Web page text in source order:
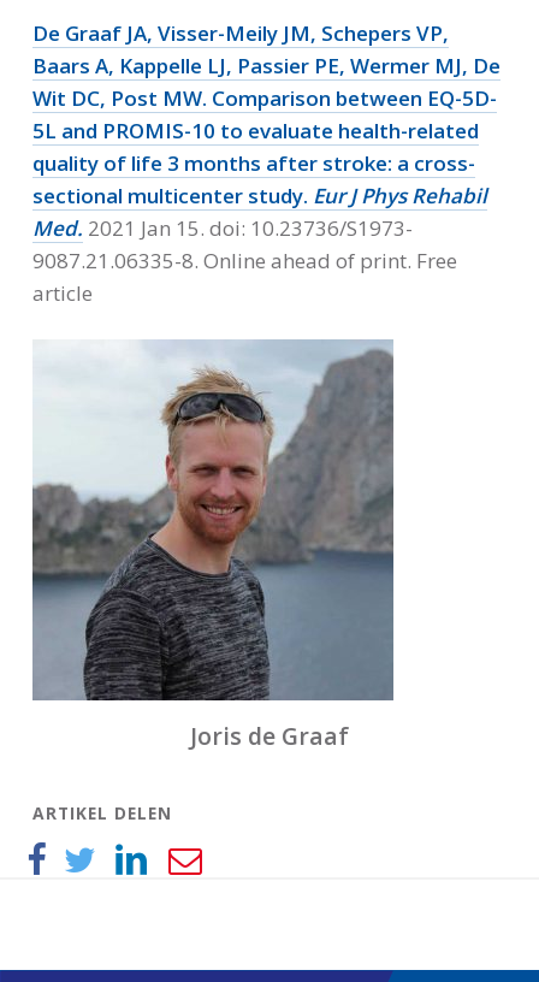
De Graaf JA, Visser-Meily JM, Schepers VP,
Baars A, Kappelle LJ, Passier PE, Wermer MJ, De
Wit DC, Post MW. Comparison between EQ-5D-
5L and PROMIS-10 to evaluate health-related
quality of life 3 months after stroke: a cross-
sectional multicenter study. Eur J Phys Rehabil
Med. 2021 Jan 15. doi: 10.23736/S1973-
9087.21.06335-8. Online ahead of print. Free
article
Joris de Graaf
ARTIKEL DELEN